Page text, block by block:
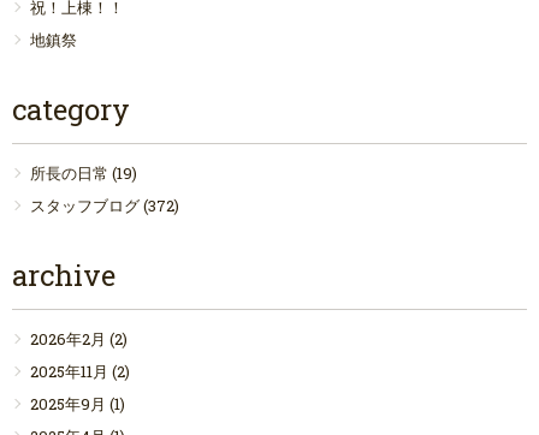
祝！上棟！！
地鎮祭
category
所長の日常 (19)
スタッフブログ(372)
archive
2026年2月 (2)
2025年11月 (2)
2025年9月 (1)